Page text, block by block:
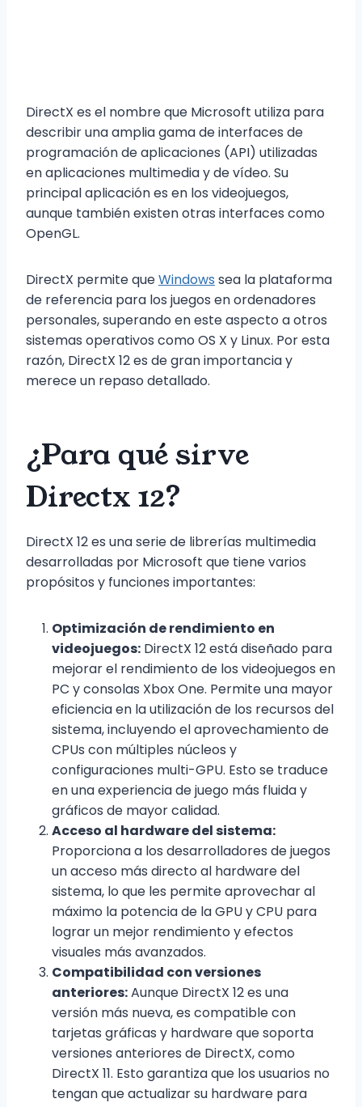
DirectX es el nombre que Microsoft utiliza para
describir una amplia gama de interfaces de
programación de aplicaciones (API) utilizadas
en aplicaciones multimedia y de vídeo. Su
principal aplicación es en los videojuegos,
aunque también existen otras interfaces como
OpenGL.
DirectX permite queWindows sea la plataforma
de referencia para los juegos en ordenadores
personales, superando en este aspecto a otros
sistemas operativos como OS X y Linux. Por esta
razón, DirectX 12 es de gran importancia y
merece un repaso detallado.
¿Para qué sirve
Directx 12?
DirectX 12 es una serie de librerías multimedia
desarrolladas por Microsoft que tiene varios
propósitos y funciones importantes:
Optimización de rendimiento en
videojuegos: DirectX 12 está diseñado para
mejorar el rendimiento de los videojuegos en
PC y consolas Xbox One. Permite una mayor
eficiencia en la utilización de los recursos del
sistema, incluyendo el aprovechamiento de
CPUs con múltiples núcleos y
configuraciones multi-GPU. Esto se traduce
en una experiencia de juego más fluida y
gráficos de mayor calidad.
Acceso al hardware del sistema:
Proporciona a los desarrolladores de juegos
un acceso más directo al hardware del
sistema, lo que les permite aprovechar al
máximo la potencia de la GPU y CPU para
lograr un mejor rendimiento y efectos
visuales más avanzados.
Compatibilidad con versiones
anteriores:Aunque DirectX 12 es una
versión más nueva, es compatible con
tarjetas gráficas y hardware que soporta
versiones anteriores de DirectX, como
DirectX 11. Esto garantiza que los usuarios no
tengan que actualizar su hardware para